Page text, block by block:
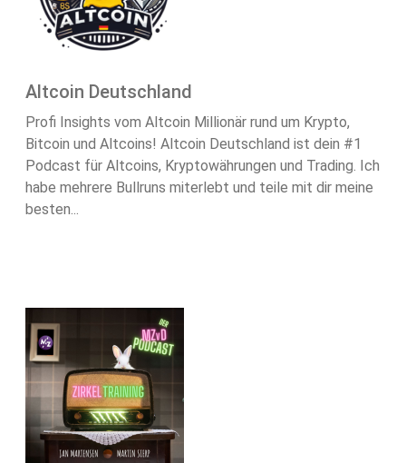
Altcoin Deutschland
Profi Insights vom Altcoin Millionär rund um Krypto,
Bitcoin und Altcoins! Altcoin Deutschland ist dein #1
Podcast für Altcoins, Kryptowährungen und Trading. Ich
habe mehrere Bullruns miterlebt und teile mit dir meine
besten...